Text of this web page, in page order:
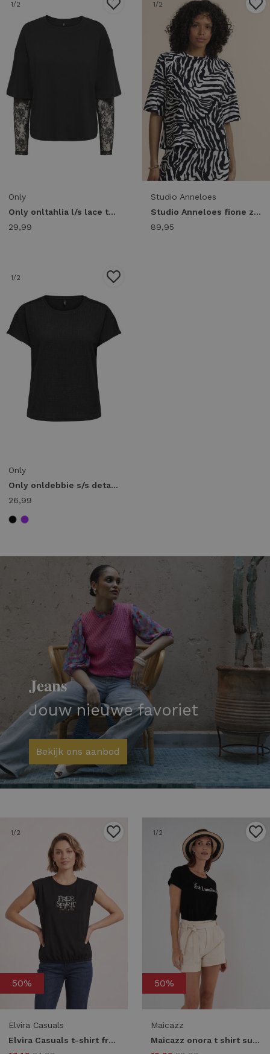
1/2
Only
Only onltahlia l/s lace top pr jrs T-shirt Lange mouw black
29,99
1/2
Studio Anneloes
Studio Anneloes fione zebra tee 14435 T-shirt Korte mouw 9017 black/ecru
89,95
1/2
Only
Only onldebbie s/s detail top cc jrs 15376483 T-shirt Korte mouw 5101392 black
26,99
Jeans
Jouw nieuwe favoriet
Bekijk ons aanbod
1/2
50%
Elvira Casuals
Elvira Casuals t-shirt free sprit e3 26-045 T-shirt Korte mouw 4 black
1/2
50%
Maicazz
Maicazz onora t shirt su26.75.030 T-shirt Korte mouw black-offwhite